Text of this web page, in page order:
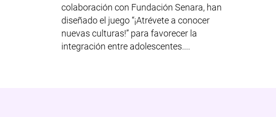
colaboración con Fundación Senara, han
diseñado el juego “¡Atrévete a conocer
nuevas culturas!” para favorecer la
integración entre adolescentes....